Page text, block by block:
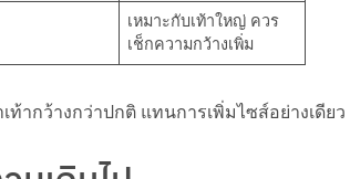
เหมาะกับเท้าใหญ่ ควร
เช็กความกว้างเพิ่ม
ท้ากว้างกว่าปกติ แทนการเพิ่มไซส์อย่างเดียว